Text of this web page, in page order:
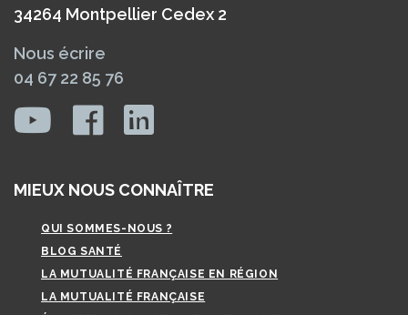
34264 Montpellier Cedex 2
Nous écrire
04 67 22 85 76
MIEUX NOUS CONNAÎTRE
QUI SOMMES-NOUS ?
BLOG SANTÉ
LA MUTUALITÉ FRANÇAISE EN RÉGION
LA MUTUALITÉ FRANÇAISE